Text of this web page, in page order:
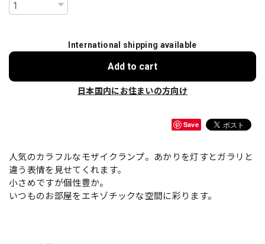
International shipping available
Add to cart
日本国内にお住まいの方向け
Save
人気のカラフルなモザイクランプ。あかりを灯すとガラリと
違う表情を見せてくれます。
小さめですが個性豊か。
いつものお部屋をエキゾチックな空間に彩ります。